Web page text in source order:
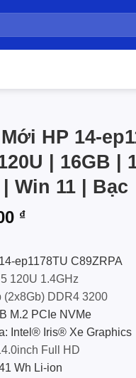
HP 14-
| 16GB |
Win 11 | Bạc
₫
ep1178TU C89ZRPA
120U 1.4GHz
(2x8Gb) DDR4 3200
M.2 PCIe NVMe
Intel® Iris® Xe Graphics
Full HD
Wh Li-ion